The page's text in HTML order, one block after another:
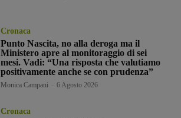
Cronaca
Punto Nascita, no alla deroga ma il
Ministero apre al monitoraggio di sei
mesi. Vadi: “Una risposta che valutiamo
positivamente anche se con prudenza”
Monica Campani 6 Agosto 2026
Cronaca